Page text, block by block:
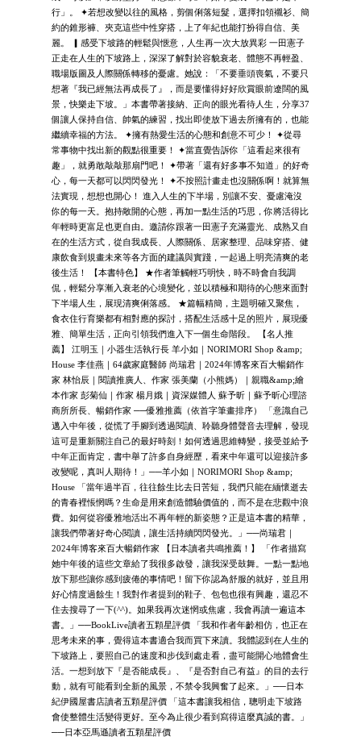
行」。 ✦若想改變以往的風格，剪個俐落短髮，選擇扣領襯衫、簡
約的錐形褲、夾克這些中性穿搭，上了年紀也能打扮得自信、美
麗。 ▎感受下坡路的輕鬆與愜意，人生再一次大放異彩 一田憲子
正走在人生的下坡路上，深深了解對於容貌衰老、體態不再輕盈、
職場版圖及人際關係轉移的憂慮。她說：「不要垂頭喪氣，不要只
想著『我已經無法再成長了』，而是要懂得好好欣賞眼前遼闊的風
景，快樂走下坡。」本書帶著接納、正向的眼光看待人生，分享37
個讓人保持自信、帥氣的練習，找出即使放下過去所擁有的，也能
繼續幸福的方法。 ✦擁有熱愛生活的心態和創意不可少！ ✦從尋
常事物中找出新的觀點很重要！ ✦當直覺告訴你「這看起來很有
趣」，就勇敢敲敲那扇門吧！ ✦帶著「還有好多事不知道」的好奇
心，每一天都可以閃閃發光！ ✦不按照計畫走也沒關係啊！就算無
法實現，想想也開心！ 進入人生的下半場，別讓不安、憂慮淹沒
你的每一天。抱持敞開的心態，再加一點生活的巧思，你將活得比
年輕時更富足也更自由。邀請你跟著一田憲子充滿靈光、成熟又自
在的生活方式，從自我成長、人際關係、居家整理、品味穿搭、健
康飲食到規畫未來等各方面的建議與實踐，一起過上明亮清爽的老
後生活！ 【本書特色】 ★作者筆觸輕巧明快，時不時會自我調
侃，輕鬆分享漸入衰老的心境變化，並以積極和期待的心態來面對
下半場人生，展現清爽俐落感。 ★篇幅精簡，主題明確又聚焦，
食衣住行育樂都有相對應的探討，搭配生活感十足的照片，展現優
雅、簡單生活，正向引領我們進入下一個生命階段。 【名人推
薦】 江明玉｜小器生活執行長 羊小如｜NORIMORI Shop &amp;
House 李佳燕｜64歲家庭醫師 尚瑞君｜2024年博客來百大暢銷作
家 林怡辰｜閱讀推廣人、作家 張美蘭（小熊媽）｜親職&amp;繪
本作家 彭菊仙｜作家 楊月娥｜資深媒體人 蘇予昕｜蘇予昕心理諮
商所所長、暢銷作家 ──優雅推薦（依首字筆畫排序） 「意識自己
邁入中年後，從慌了手腳到透過閱讀、聆聽身體聲音去理解，發現
這可是重新關注自己的最好時刻！如何透過思維轉變，接受並給予
中年正面肯定，書中舉了許多自身經歷，看來中年還可以迎接許多
改變呢，真叫人期待！」──羊小如｜NORIMORI Shop &amp;
House 「當年過半百，往往餘生比去日苦短，我們只能在緬懷逝去
的青春裡悵惘嗎？生命是用來創造體驗價值的，而不是在悲觀中浪
費。如何從容優雅地活出不再年輕的新姿態？正是這本書的精華，
讓我們帶著好奇心閱讀，讓生活持續閃閃發光。」──尚瑞君｜
2024年博客來百大暢銷作家 【日本讀者共鳴推薦！】 「作者描寫
她中年後的這些文章給了我很多啟發，讓我深受鼓舞。一點一點地
放下那些讓你感到疲倦的事情吧！留下你認為舒服的就好，並且用
好心情度過餘生！我對作者提到的鞋子、包包也很有興趣，還忍不
住去搜尋了一下(^^)。如果我再次迷惘或焦慮，我會再讀一遍這本
書。」──BookLive讀者五顆星評價 「我和作者年齡相仿，也正在
思考未來的事，覺得這本書適合我而買下來讀。我體認到在人生的
下坡路上，要照自己的速度和步伐到處走看，盡可能開心地體會生
活。一想到放下『是否能成長』、『是否對自己有益』的目的去行
動，就有可能看到全新的風景，不禁令我興奮了起來。」──日本
紀伊國屋書店讀者五顆星評價 「這本書讓我相信，聰明走下坡路
會使整體生活變得更好。至今為止很少看到寫得這麼真誠的書。」
──日本亞馬遜讀者五顆星評價